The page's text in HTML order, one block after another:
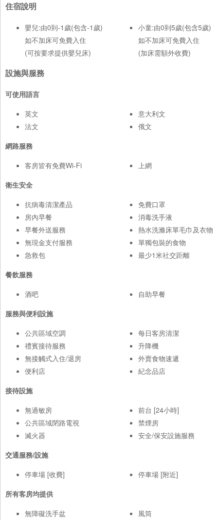
住宿說明
嬰兒:由0到-1歲(包含-1歲)
如不加床可免費入住
(可按要求提供嬰兒床)
小童:由0到5歲(包含5歲)
如不加床可免費入住
(加床需額外收費)
設施與服務
可使用語言
英文
法文
意大利文
俄文
網路服務
客房皆有免費Wi-Fi
上網
衛生安全
抗病毒清潔產品
房內早餐
早餐外送服務
無現金支付服務
急救包
免費口罩
消毒洗手液
熱水洗滌床單毛巾及衣物
單獨包裝的食物
最少1米社交距離
餐飲服務
酒吧
自助早餐
服務與便利設施
公共區域空調
禮賓接待服務
無接觸式入住/退房
便利店
每日客房清潔
升降機
外賣食物速遞
紀念品店
接待設施
無過敏房
公共區域閉路電視
滅火器
前台 [24小時]
禁煙房
安全/保安設施服務
交通服務/設施
停車場 [收費]
停車場 [附近]
所有客房均提供
無障礙洗手盆
風筒